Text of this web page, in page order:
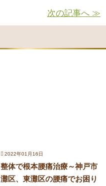
次の記事へ ≫
2022年01月16日
整体で根本腰痛治療～神戸市
灘区、東灘区の腰痛でお困り